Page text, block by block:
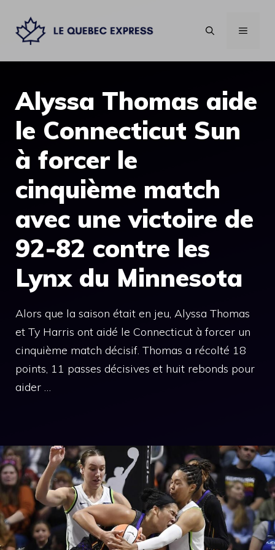
contenu
MENU
Alyssa Thomas aide
le Connecticut Sun
à forcer le
cinquième match
avec une victoire de
92-82 contre les
Lynx du Minnesota
Alors que la saison était en jeu, Alyssa Thomas
et Ty Harris ont aidé le Connecticut à forcer un
cinquième match décisif. Thomas a récolté 18
points, 11 passes décisives et huit rebonds pour
aider …